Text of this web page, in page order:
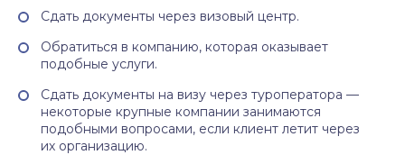
Сдать документы через визовый центр.
Обратиться в компанию, которая оказывает
подобные услуги.
Сдать документы на визу через туроператора —
некоторые крупные компании занимаются
подобными вопросами, если клиент летит через
их организацию.